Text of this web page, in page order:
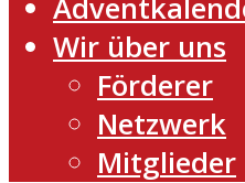
Wir über uns
Förderer
Netzwerk
Mitglieder